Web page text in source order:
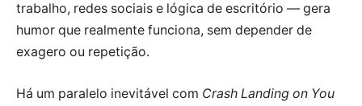
trabalho, redes sociais e lógica de escritório — gera
humor que realmente funciona, sem depender de
exagero ou repetição.
Há um paralelo inevitável com Crash Landing on You